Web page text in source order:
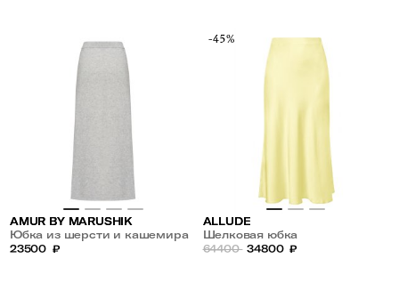
AMUR BY MARUSHIK
Юбка из шерсти и кашемира
23500 ₽
-45%
ALLUDE
Шелковая юбка
64400 34800 ₽